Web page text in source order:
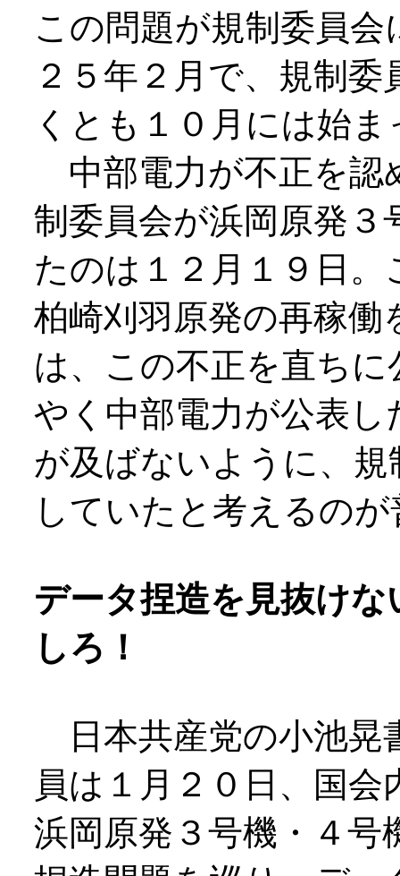
この問題が規制委員
２５年２月で、規制
くとも１０月には始
中部電力が不正を認
制委員会が浜岡原発３
たのは１２月１９日
柏崎刈羽原発の再稼
は、この不正を直ち
やく中部電力が公表
が及ばないように、
していたと考えるの
データ捏造を見抜け
しろ！
日本共産党の小池晃
員は１月２０日、国
浜岡原発３号機・４号